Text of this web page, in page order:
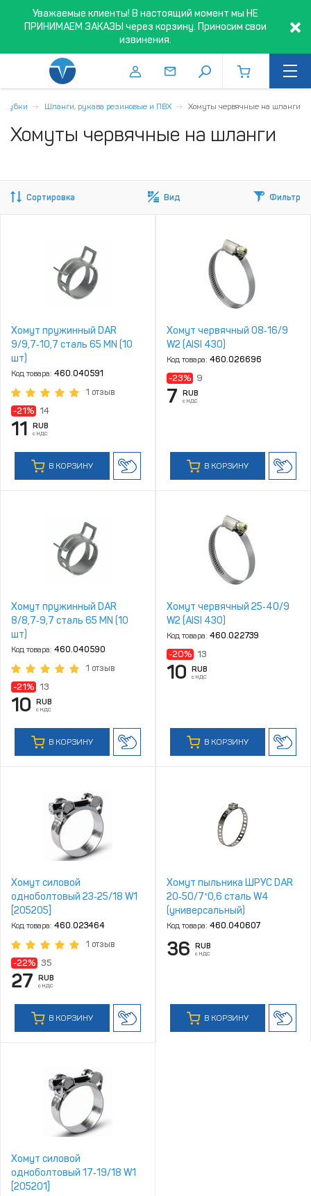
Уважаемые клиенты! В настоящий момент мы НЕ
ПРИНИМАЕМ ЗАКАЗЫ через корзину. Приносим свои
извинения.
Шланги, рукава резиновые и ПВХ Хомуты червячные на шланги
Хомуты червячные на шланги
Сортировка Вид Фильтр
Хомут пружинный DAR
9/9,7‑10,7 сталь 65 MN (10
шт)
Код товара: 460.040591
1 отзыв
-21% 14
11 RUB
с НДС
В КОРЗИНУ
Хомут червячный 08‑16/9
W2 (AISI 430)
Код товара: 460.026696
-23% 9
7 RUB
с НДС
В КОРЗИНУ
Хомут пружинный DAR
8/8,7‑9,7 сталь 65 MN (10
шт)
Код товара: 460.040590
1 отзыв
-21% 13
10 RUB
с НДС
В КОРЗИНУ
Хомут червячный 25‑40/9
W2 (AISI 430)
Код товара: 460.022739
-20% 13
10 RUB
с НДС
В КОРЗИНУ
Хомут силовой
одноболтовый 23‑25/18 W1
[205205]
Код товара: 460.023464
1 отзыв
-22% 35
27 RUB
с НДС
В КОРЗИНУ
Хомут пыльника ШРУС DAR
20‑50/7*0,6 сталь W4
(универсальный)
Код товара: 460.040607
36 RUB
с НДС
В КОРЗИНУ
Хомут силовой
одноболтовый 17‑19/18 W1
[205201]